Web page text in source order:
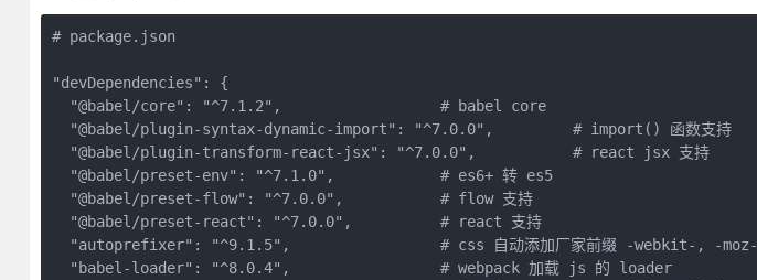
# package.json
"devDependencies": {
  "@babel/core": "^7.1.2",                  # babel core
  "@babel/plugin-syntax-dynamic-import": "^7.0.0",         # import() 函数支持
  "@babel/plugin-transform-react-jsx": "^7.0.0",           # react jsx 支持
  "@babel/preset-env": "^7.1.0",            # es6+ 转 es5
  "@babel/preset-flow": "^7.0.0",           # flow 支持
  "@babel/preset-react": "^7.0.0",          # react 支持
  "autoprefixer": "^9.1.5",                 # css 自动添加厂家前缀 -webkit-, -moz-
  "babel-loader": "^8.0.4",                 # webpack 加载 js 的 loader